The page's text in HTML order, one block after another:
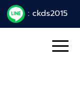
: ckds2015